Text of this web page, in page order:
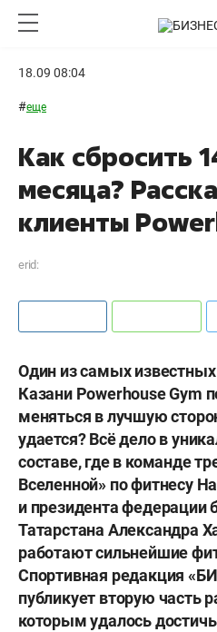
18.09 08:04
#еще
Как сбросить
месяца?
клиенты
erid:
Один из самых
Казани Powerhouse Gym
меняться в лучшую
удается? Всё дело в
составе, где в команде
Вселенной» по фитнесу
и президента федерации
Татарстана Александра
работают сильнейшие
Спортивная редакция
публикует вторую часть
которым удалось